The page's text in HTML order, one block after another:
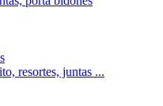
resortes, juntas ...